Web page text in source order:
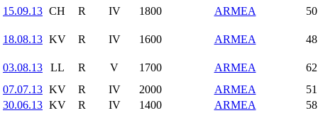
15.09.13 CH R IV 1800 ARMEA
18.08.13 KV R IV 1600 ARMEA
03.08.13 LL R V 1700 ARMEA
07.07.13 KV R IV 2000 ARMEA
30.06.13 KV R IV 1400 ARMEA